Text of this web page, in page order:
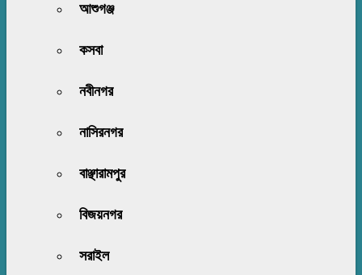
আশুগঞ্জ
কসবা
নবীনগর
নাসিরনগর
বাঞ্ছারামপুর
বিজয়নগর
সরাইল